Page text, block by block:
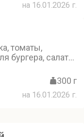
на 16.01.2026 г.
томаты,
бургера, салат
300 г
на 16.01.2026 г.